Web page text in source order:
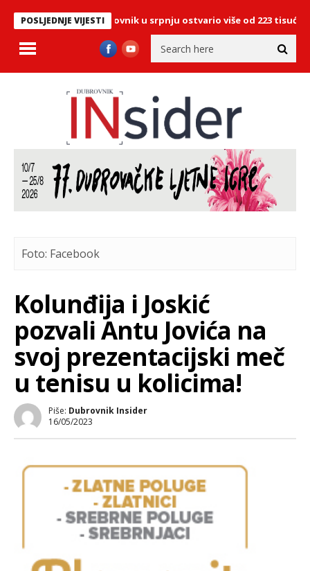
POSLJEDNJE VIJESTI
brojke: Dubrovnik u srpnju ostvario više od 223 tisuće
Foto: Facebook
Kolunđija i Joskić
pozvali Antu Jovića na
svoj prezentacijski meč
u tenisu u kolicima!
Piše: Dubrovnik Insider
16/05/2023